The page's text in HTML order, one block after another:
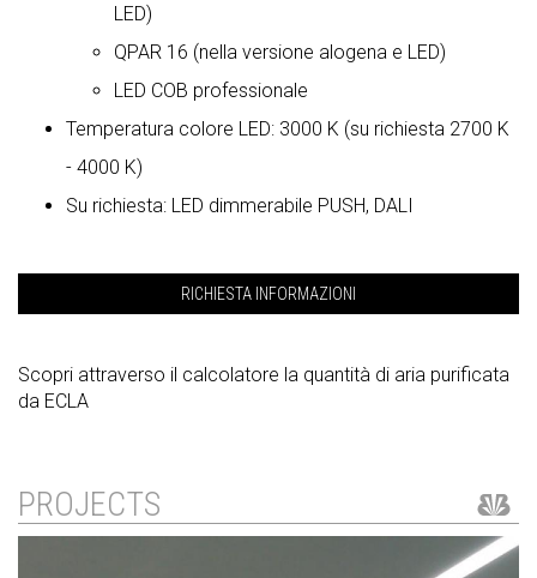
LED)
QPAR 16 (nella versione alogena e LED)
LED COB professionale
Temperatura colore LED: 3000 K (su richiesta 2700 K
- 4000 K)
Su richiesta: LED dimmerabile PUSH, DALI
RICHIESTA INFORMAZIONI
Scopri attraverso il calcolatore la quantità di aria purificata
da ECLA
PROJECTS